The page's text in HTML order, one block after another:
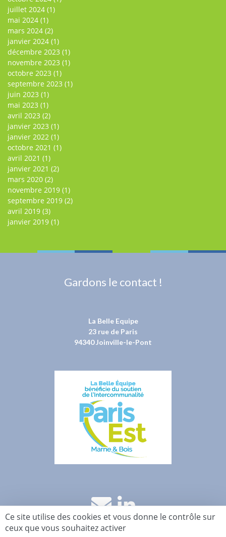
juillet 2024 (1)
mai 2024 (1)
mars 2024 (2)
janvier 2024 (1)
décembre 2023 (1)
novembre 2023 (1)
octobre 2023 (1)
septembre 2023 (1)
juin 2023 (1)
mai 2023 (1)
avril 2023 (2)
janvier 2023 (1)
janvier 2022 (1)
octobre 2021 (1)
avril 2021 (1)
janvier 2021 (2)
mars 2020 (2)
novembre 2019 (1)
septembre 2019 (2)
avril 2019 (3)
janvier 2019 (1)
Gardons le contact !
La Belle Equipe
23 rue de Paris
94340 Joinville-le-Pont
Accueil Le blog Evénements
Ce site utilise des cookies et vous donne le contrôle sur
ceux que vous souhaitez activer